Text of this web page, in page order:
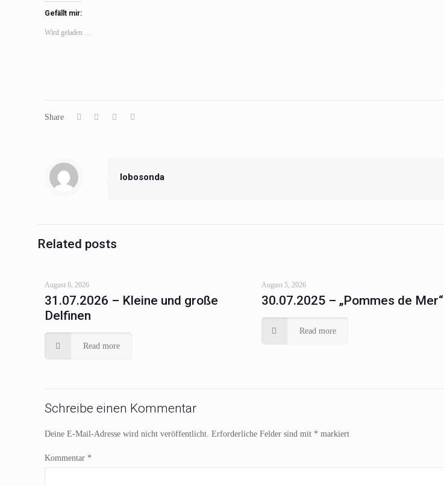
Gefällt mir:
Wird geladen …
Share
lobosonda
Related posts
August 6, 2026
31.07.2026 – Kleine und große
Delfinen
Read more
August 5, 2026
30.07.2025 – „Pommes de Mer“
Read more
Schreibe einen Kommentar
Deine E-Mail-Adresse wird nicht veröffentlicht. Erforderliche Felder sind mit * markiert
Kommentar *